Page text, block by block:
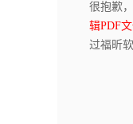
很抱歉
辑PDF
过福昕